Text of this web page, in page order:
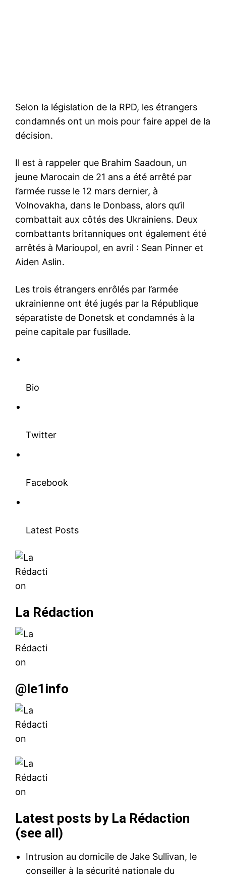
Selon la législation de la RPD, les étrangers
condamnés ont un mois pour faire appel de la
décision.
Il est à rappeler que Brahim Saadoun, un
jeune Marocain de 21 ans a été arrêté par
l’armée russe le 12 mars dernier, à
Volnovakha, dans le Donbass, alors qu’il
combattait aux côtés des Ukrainiens. Deux
combattants britanniques ont également été
arrêtés à Marioupol, en avril : Sean Pinner et
Aiden Aslin.
Les trois étrangers enrôlés par l’armée
ukrainienne ont été jugés par la République
séparatiste de Donetsk et condamnés à la
peine capitale par fusillade.
Bio
Twitter
Facebook
Latest Posts
La Rédaction
@le1info
Latest posts by La Rédaction
(see all)
Intrusion au domicile de Jake Sullivan, le
conseiller à la sécurité nationale du